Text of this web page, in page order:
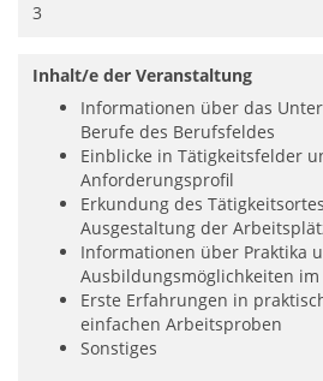
3
Inhalt/e der Veranstaltung
Informationen über das
Berufe des Berufsfeldes
Einblicke in Tätigkeitsfelder
Anforderungsprofil
Erkundung des
Ausgestaltung der
Informationen über Praktika
Ausbildungsmöglichkeiten
Erste Erfahrungen in
einfachen Arbeitsproben
Sonstiges